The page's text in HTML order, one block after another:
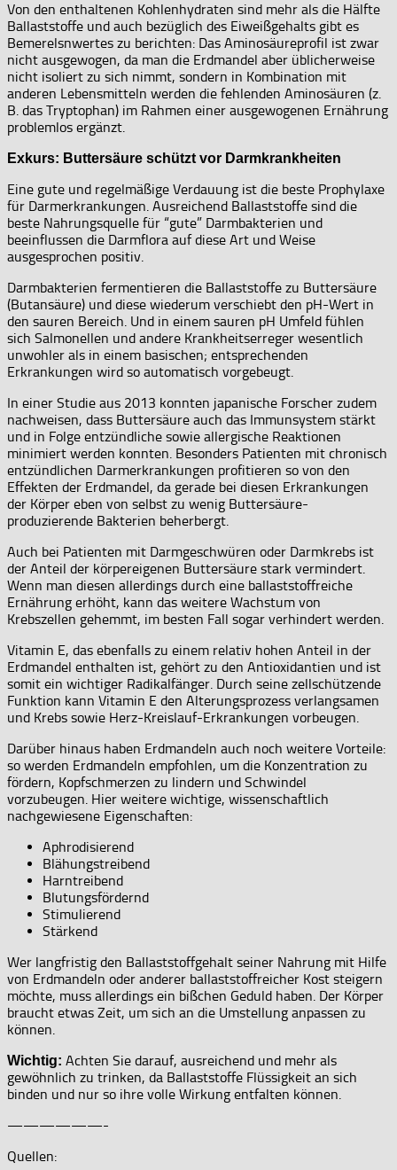
Von den enthaltenen Kohlenhydraten sind mehr als die Hälfte
Ballaststoffe und auch bezüglich des Eiweißgehalts gibt es
Bemerelsnwertes zu berichten: Das Aminosäureprofil ist zwar
nicht ausgewogen, da man die Erdmandel aber üblicherweise
nicht isoliert zu sich nimmt, sondern in Kombination mit
anderen Lebensmitteln werden die fehlenden Aminosäuren (z.
B. das Tryptophan) im Rahmen einer ausgewogenen Ernährung
problemlos ergänzt.
Exkurs: Buttersäure schützt vor Darmkrankheiten
Eine gute und regelmäßige Verdauung ist die beste Prophylaxe
für Darmerkrankungen. Ausreichend Ballaststoffe sind die
beste Nahrungsquelle für “gute” Darmbakterien und
beeinflussen die Darmflora auf diese Art und Weise
ausgesprochen positiv.
Darmbakterien fermentieren die Ballaststoffe zu Buttersäure
(Butansäure) und diese wiederum verschiebt den pH-Wert in
den sauren Bereich. Und in einem sauren pH Umfeld fühlen
sich Salmonellen und andere Krankheitserreger wesentlich
unwohler als in einem basischen; entsprechenden
Erkrankungen wird so automatisch vorgebeugt.
In einer Studie aus 2013 konnten japanische Forscher zudem
nachweisen, dass Buttersäure auch das Immunsystem stärkt
und in Folge entzündliche sowie allergische Reaktionen
minimiert werden konnten. Besonders Patienten mit chronisch
entzündlichen Darmerkrankungen profitieren so von den
Effekten der Erdmandel, da gerade bei diesen Erkrankungen
der Körper eben von selbst zu wenig Buttersäure-
produzierende Bakterien beherbergt.
Auch bei Patienten mit Darmgeschwüren oder Darmkrebs ist
der Anteil der körpereigenen Buttersäure stark vermindert.
Wenn man diesen allerdings durch eine ballaststoffreiche
Ernährung erhöht, kann das weitere Wachstum von
Krebszellen gehemmt, im besten Fall sogar verhindert werden.
Vitamin E, das ebenfalls zu einem relativ hohen Anteil in der
Erdmandel enthalten ist, gehört zu den Antioxidantien und ist
somit ein wichtiger Radikalfänger. Durch seine zellschützende
Funktion kann Vitamin E den Alterungsprozess verlangsamen
und Krebs sowie Herz-Kreislauf-Erkrankungen vorbeugen.
Darüber hinaus haben Erdmandeln auch noch weitere Vorteile:
so werden Erdmandeln empfohlen, um die Konzentration zu
fördern, Kopfschmerzen zu lindern und Schwindel
vorzubeugen. Hier weitere wichtige, wissenschaftlich
nachgewiesene Eigenschaften:
Aphrodisierend
Blähungstreibend
Harntreibend
Blutungsfördernd
Stimulierend
Stärkend
Wer langfristig den Ballaststoffgehalt seiner Nahrung mit Hilfe
von Erdmandeln oder anderer ballaststoffreicher Kost steigern
möchte, muss allerdings ein bißchen Geduld haben. Der Körper
braucht etwas Zeit, um sich an die Umstellung anpassen zu
können.
Wichtig: Achten Sie darauf, ausreichend und mehr als
gewöhnlich zu trinken, da Ballaststoffe Flüssigkeit an sich
binden und nur so ihre volle Wirkung entfalten können.
——————-
Quellen: